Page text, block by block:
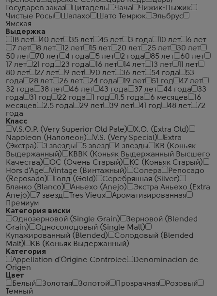
Государев заказ
Цитадель Чача
Чижик-Пыжик
Чистые Росы
Шалахо Шато Темрюк
Эльбрус
Ямская
Выдержка
18 лет
40 лет 35 лет 45 лет 3 года 10 лет
6 лет
7 лет
8 лет 12 лет 15 лет 20 лет 25 лет
30 лет
50 лет
70 лет 4 года 5 лет 2 года 85 лет
60 лет
17 лет
21 год 23 года 16 лет 14 лет 13 лет
11 лет
80 лет
27 лет 9 лет 90 лет 36 лет 54 года
53
года
28 лет 26 лет 24 года 19 лет 51 год
47 лет
32 года
38 лет 46 лет 43 года 37 лет 44 года
33
года
31 год 22 года 1 год 1.5 года 6 месяцев
16
месяцев
2.5 года 29 лет 39 лет 41 год 48 лет
72
года
Класс
V.S.O.P. (Very Superior Old Pale)
X.O. (Extra Old)
Napoleon (Наполеон)
V.S. (Very Special)
Extra
(Экстра)
3 звезды 5 звезд 4 звезды
КВ (Коньяк
Выдержанный)
КВВК (Коньяк Выдержанный Высшего
Качества)
ОС (Очень Старый)
КС (Коньяк Старый)
Hors d'Age
Vintage (Винтажный) Солера
Репосадо
(Reposado)
Голд (Gold)
Серебрянная (Silver)
Бланко (Blanco)
Аньехо (Anejo)
Экстра Аньехо (Extra
Anejo)
7 звезд Tres Vieux
Ароматизированная
Премиум
Категория виски
Однозерновой (Single Grain)
Зерновой (Blended
Grain)
Односолодовый (Single Malt)
Купажированный (Blended)
Солодовый (Blended
Malt)
КВ (Коньяк Выдержанный)
Категория
Appellation d'Origine Controlee
Denominacion de
Origen
Цвет
Белый
Золотая Золотой Прозрачная
Розовый
Темный